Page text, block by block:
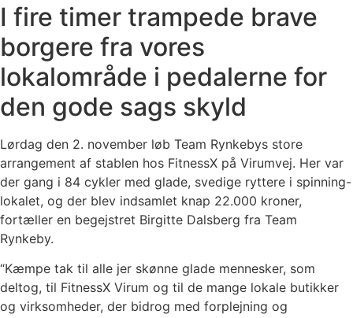
I fire timer trampede brave
borgere fra vores
lokalområde i pedalerne for
den gode sags skyld
Lørdag den 2. november løb Team Rynkebys store
arrangement af stablen hos FitnessX på Virumvej. Her var
der gang i 84 cykler med glade, svedige ryttere i spinning-
lokalet, og der blev indsamlet knap 22.000 kroner,
fortæller en begejstret Birgitte Dalsberg fra Team
Rynkeby.
“Kæmpe tak til alle jer skønne glade mennesker, som
deltog, til FitnessX Virum og til de mange lokale butikker
og virksomheder, der bidrog med forplejning og